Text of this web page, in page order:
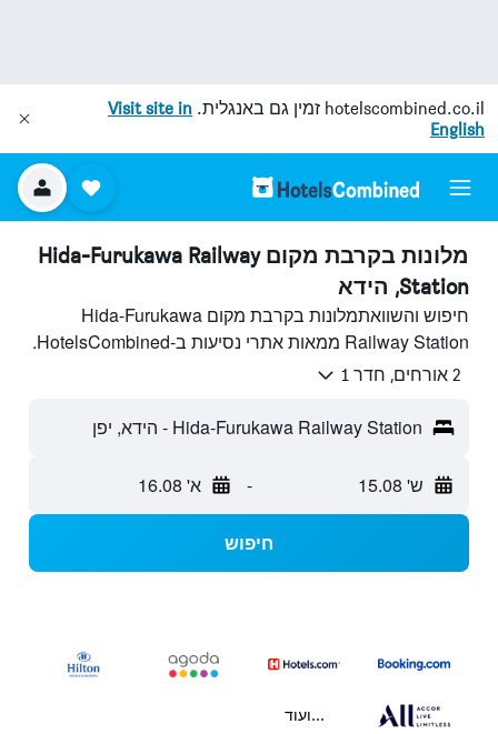
hotelscombined.co.il זמין גם באנגלית. Visit site in
English
מלונות בקרבת מקום Hida-Furukawa Railway
Station, הידא
חיפוש והשוואתמלונות בקרבת מקום Hida-Furukawa
Railway Station ממאות אתרי נסיעות ב-HotelsCombined.
2 אורחים, חדר 1
Hida-Furukawa Railway Station - הידא, יפן
ש' 15.08 - א' 16.08
חיפוש
...ועוד